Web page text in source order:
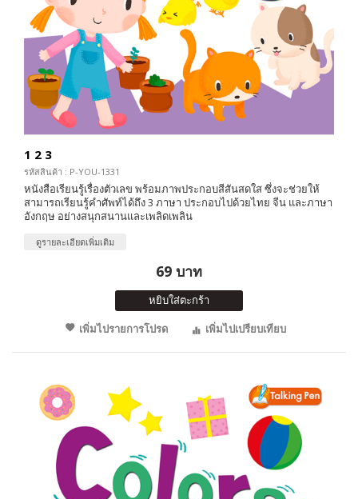
1 2 3
รหัสสินค้า : P-YOU-1331
หนังสือเรียนรู้เรื่องตัวเลข พร้อมภาพประกอบสีสันสดใส ซึ่งจะช่วยให้
สามารถเรียนรู้คำศัพท์ได้ถึง 3 ภาษา ประกอบไปด้วยไทย จีน และภาษา
อังกฤษ อย่างสนุกสนานและเพลิดเพลิน
ดูรายละเอียดเพิ่มเติม
69 บาท
หยิบใส่ตะกร้า
เพิ่มไปรายการโปรด
เพิ่มไปเปรียบเทียบ